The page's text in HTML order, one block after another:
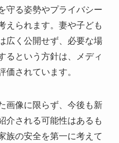
守る姿勢やプライバシー
えられます。妻や子ども
広く公開せず、必要な場
るという方針は、メディ
価されています。
画像に限らず、今後も新
介される可能性はあるも
族の安全を第一に考えて